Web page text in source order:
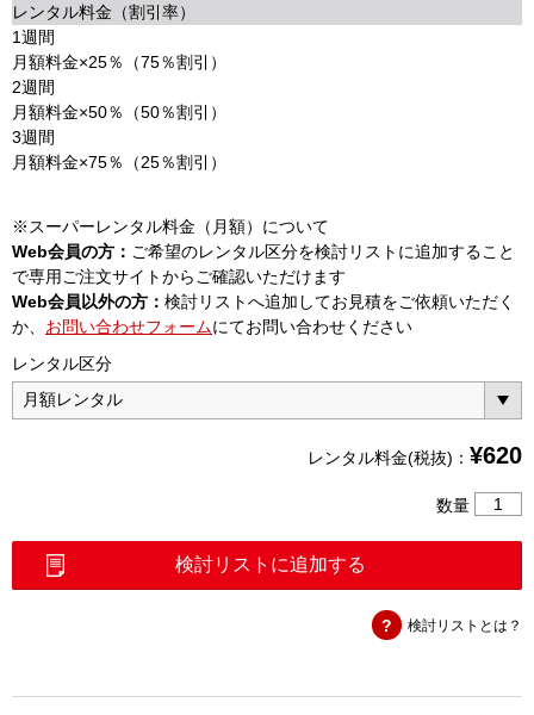
レンタル料金（割引率）
1週間
月額料金×25％（75％割引）
2週間
月額料金×50％（50％割引）
3週間
月額料金×75％（25％割引）
※スーパーレンタル料金（月額）について
Web会員の方： ご希望のレンタル区分を検討リストに追加すること
で専用ご注文サイトからご確認いただけます
Web会員以外の方： 検討リストへ追加してお見積をご依頼いただく
か、 お問い合わせフォームにてお問い合わせください
レンタル区分
レンタル料金(税抜)： ¥620
数量
ル
SMB(P)
検討リストに追加する
検討リストとは？